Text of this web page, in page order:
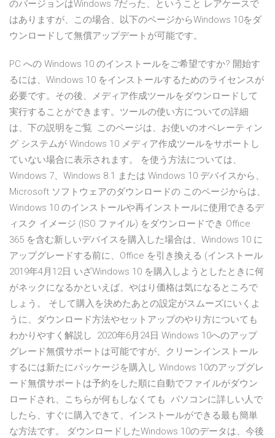
のバージョンはWindows 7だった、ということ レアケースで
はありますが、この場合、以下のページからWindows 10をダ
ウンロードして無償アップデートが可能です。
PC への Windows 10 のインストールをご希望ですか? 開始す
るには、Windows 10 をインストールするためのライセンスが
必要です。その後、メディア作成ツールをダウンロードして
実行することができます。ツールの使い方についての詳細
は、下の説明をご覧 このページは、お使いのオペレーティン
グ システムが Windows 10 メディア作成ツールをサポートし
ていない場合に表示されます。 を使う方法については、
Windows 7、Windows 8.1 または Windows 10 デバイスから、
Microsoft ソフトウェアのダウンロードの このページからは、
Windows 10 のインストールや再インストールに使用できるデ
ィスク イメージ (ISO ファイル) をダウンロードでき Office
365 を含む新しいデバイスを購入した場合は、Windows 10 に
アップグレードする前に、Office を引き換える (インストール
2019年4月12日 いざWindows 10 を購入しようとしたときに何
がネックになるかといえば、やはり価格は気になるところで
しょう。 そして購入を決めたあとの設定がスムーズにいくよ
うに、ダウンロード方法やセットアップのやり方についても
わかりやすく解説し 2020年6月24日 Windows 10へのアップ
グレード無償サポートは可能ですが、クリーンインストール
するには新たにパッケージを購入し Windows 10のアップグレ
ード無償サポートは予約をした順に自動でファイルがダウン
ロードされ、こちらが何もしなくても パソコンに詳しい人で
したら、すぐに購入できて、インストールができる最も簡単
な方法です。 ダウンロードしたWindows 10のデータは、今後